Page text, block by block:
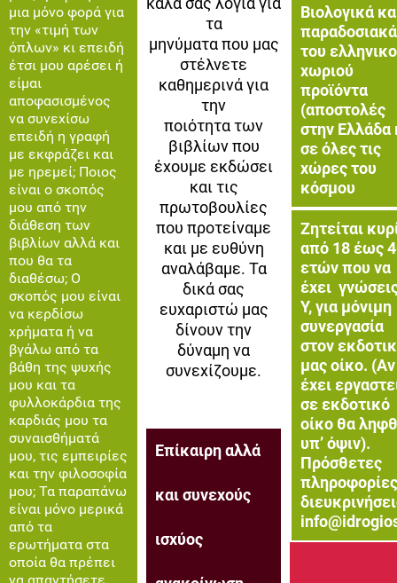
μια μόνο φορά για
την «τιμή των
όπλων» κι επειδή
έτσι μου αρέσει ή
είμαι
αποφασισμένος
να συνεχίσω
επειδή η γραφή
με εκφράζει και
με ηρεμεί; Ποιος
είναι ο σκοπός
μου από την
διάθεση των
βιβλίων αλλά και
που θα τα
διαθέσω; Ο
σκοπός μου είναι
να κερδίσω
χρήματα ή να
βγάλω από τα
βάθη της ψυχής
μου και τα
φυλλοκάρδια της
καρδιάς μου τα
συναισθήματά
μου, τις εμπειρίες
και την φιλοσοφία
μου; Τα παραπάνω
είναι μόνο μερικά
από τα
ερωτήματα στα
οποία θα πρέπει
τα
μηνύματα που μας
στέλνετε
καθημερινά για
την
ποιότητα των
βιβλίων που
έχουμε εκδώσει
και τις
πρωτοβουλίες
που προτείναμε
και με ευθύνη
αναλάβαμε. Τα
δικά σας
ευχαριστώ μας
δίνουν την
δύναμη να
συνεχίζουμε.
Επίκαιρη αλλά
και συνεχούς
ισχύος
Βιολογικά
παραδοσιακά
του
χωριού
προϊόντα
(αποστολές
στην Ελλάδα
σε όλες τις
χώρες του
κόσμου
Ζητείται
από 18 έως
ετών που να
έχει
Υ, για μόνιμη
συνεργασία
στον
μας οίκο. (Αν
έχει
σε εκδοτικό
οίκο θα
υπ’ όψιν).
Πρόσθετες